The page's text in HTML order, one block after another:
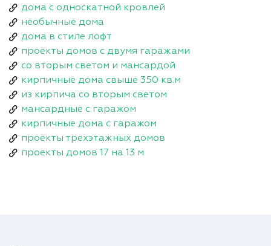
дома с односкатной кровлей
необычные дома
дома в стиле лофт
проекты домов с двумя гаражами
со вторым светом и мансардой
кирпичные дома свыше 350 кв.м
из кирпича со вторым светом
мансардные с гаражом
кирпичные дома с гаражом
проекты трехэтажных домов
проекты домов 17 на 13 м